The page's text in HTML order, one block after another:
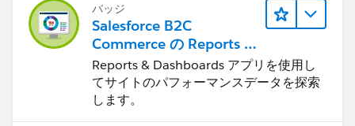
バッジ
Salesforce B2C
Commerce の Reports &
Dashboards
Reports & Dashboards アプリを使用し
てサイトのパフォーマンスデータを探索
します。